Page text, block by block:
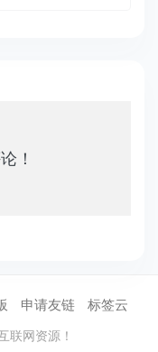
！
申请友链 标签云
联网资源！